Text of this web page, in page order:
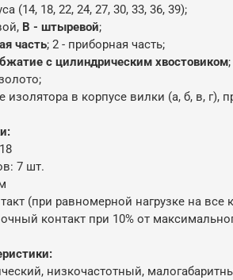
(14, 18, 22, 24, 27, 30, 33, 36, 39);
В - штыревой;
часть; 2 - приборная часть;
с цилиндрическим хвостовиком
изолятора в корпусе вилки (а, б, в,
7 шт.
(при равномерной нагрузке на все
контакт при 10% от
низкочастотный,